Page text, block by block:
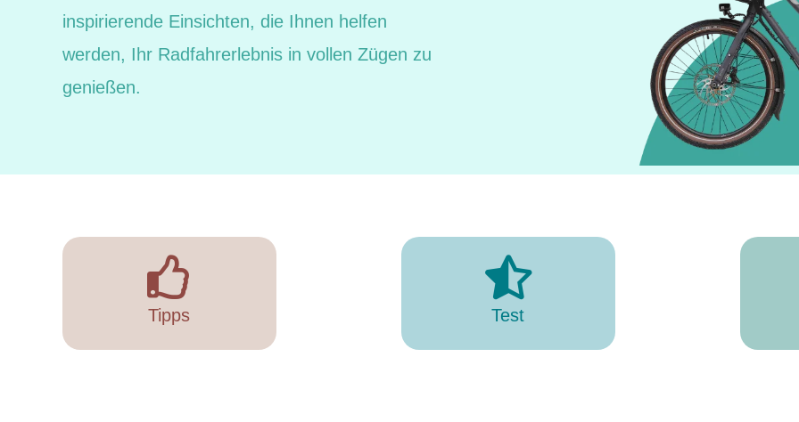
inspirierende Einsichten, die Ihnen helfen
werden, Ihr Radfahrerlebnis in vollen Zügen zu
genießen.
Tipps Test